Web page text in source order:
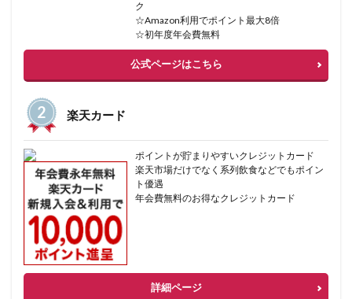
ク
☆Amazon利用でポイント最大8倍
☆初年度年会費無料
公式ページはこちら
楽天カード
ポイントが貯まりやすいクレジットカード
楽天市場だけでなく系列飲食などでもポイン
ト優遇
年会費無料のお得なクレジットカード
詳細ページ